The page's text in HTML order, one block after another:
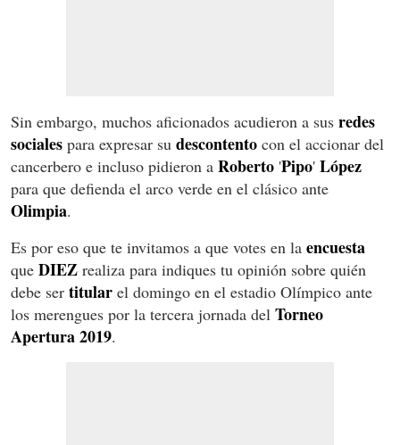
Sin embargo, muchos aficionados acudieron a sus redes
sociales para expresar su descontento con el accionar del
cancerbero e incluso pidieron a Roberto 'Pipo' López
para que defienda el arco verde en el clásico ante
Olimpia.
Es por eso que te invitamos a que votes en la encuesta
que DIEZ realiza para indiques tu opinión sobre quién
debe ser titular el domingo en el estadio Olímpico ante
los merengues por la tercera jornada del Torneo
Apertura2019.